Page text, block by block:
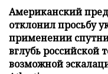
Американский
отклонил просьбу
применении
вглубь российской
возможной